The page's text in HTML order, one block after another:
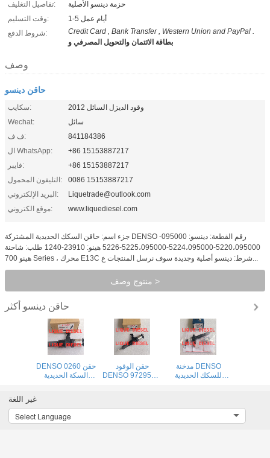
تفاصيل التغليف:
حزمة دينسو الأصلية
وقت التسليم:
1-5 أيام عمل
شروط الدفع:
Credit Card , Bank Transfer , Western Union and PayPal .
بطاقة الائتمان والتحويل المصرفي و
وصف
حاقن دينسو
سكايب:
وقود الديزل السائل 2012
Wechat:
سائل
ف ف:
841184386
ال WhatsApp:
+86 15153887217
فايبر:
+86 15153887217
التليفون المحمول:
0086 15153887217
البريد الإلكتروني:
Liquetrade@outlook.com
موقع الكتروني:
www.liquediesel.com
جزء اسم: حاقن السكك الحديدية المشتركة DENSO رقم القطعة: دينسو: 095000-
5220،095000-5224،095000-5225،095000-5226 هينو: 23910-1240 طلب: شاحنة
هينو 700 Series ، محرك E13C شرط: دينسو أصلية وجديدة سوف نرسل المنتجات ع...
منتوج وصف >
حاقن دينسو
DENSO 0260 حقن
السكة الحديدية
ME306476
9729505026
حقن الوقود
DENSO 9729505-
2950500260
مدخنة DENSO
للسكك الحديدية
0L050 095000-
غير اللغة
Select Language